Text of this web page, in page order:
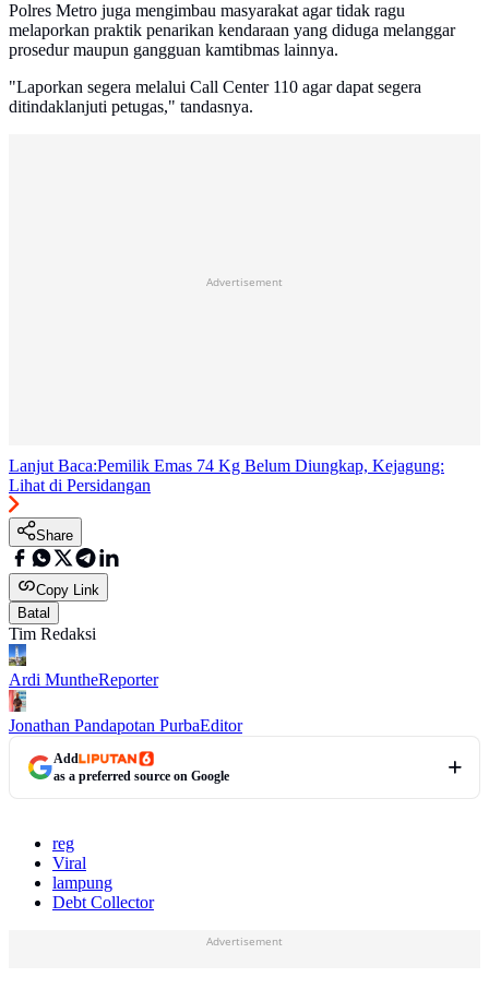
Polres Metro juga mengimbau masyarakat agar tidak ragu
melaporkan praktik penarikan kendaraan yang diduga melanggar
prosedur maupun gangguan kamtibmas lainnya.
"Laporkan segera melalui Call Center 110 agar dapat segera
ditindaklanjuti petugas," tandasnya.
Advertisement
Lanjut Baca:Pemilik Emas 74 Kg Belum Diungkap, Kejagung:
Lihat di Persidangan
Share
Copy Link
Batal
Tim Redaksi
Ardi MuntheReporter
Jonathan Pandapotan PurbaEditor
Add
as a preferred source on Google
reg
Viral
lampung
Debt Collector
Advertisement